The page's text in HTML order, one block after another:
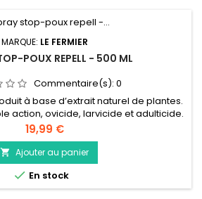
MARQUE: LE FERMIER
POUX REPELL - 500 ML
Commentaire(s): 0
à base d’extrait naturel de plantes.
action, ovicide, larvicide et adulticide.
STOP POUX ne permet pas le
résistance croisée. STOP POUX agit
contact, est biodégradable et se
même en présence des animaux.
STOP POUX a une...
Prix
19,99 €
 Ajouter au panier
 En stock